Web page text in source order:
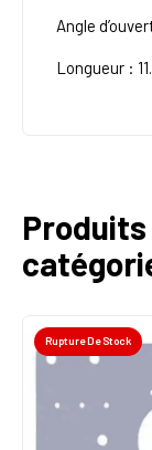
Angle
Longueur :
Rupture De Stock